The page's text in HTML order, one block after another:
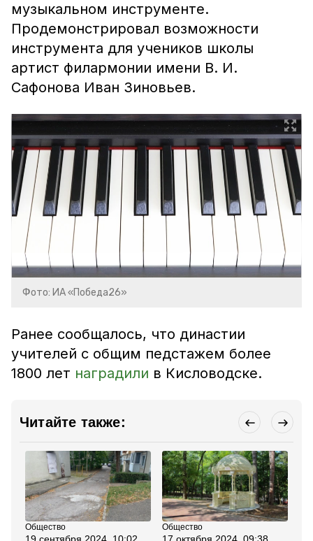
музыкальном инструменте.
Продемонстрировал возможности
инструмента для учеников школы
артист филармонии имени В. И.
Сафонова Иван Зиновьев.
Фото: ИА «Победа26»
Ранее сообщалось, что династии
учителей с общим педстажем более
1800 лет наградили в Кисловодске.
Читайте также:
Общество Общество